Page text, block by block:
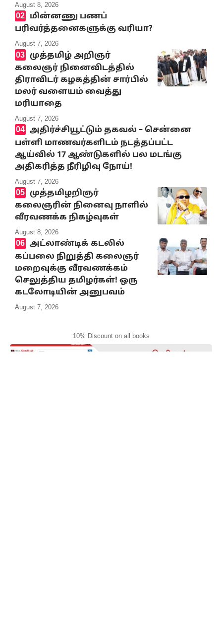
August 8, 2026
மின்னணு பணப்
பரிவர்த்தனைகளுக்கு வரியா?
August 7, 2026
முத்தமிழ் அறிஞர்
கலைஞர் நினைவிடத்தில்
திராவிடர் கழகத்தின் சார்பில்
மலர் வளையம் வைத்து
மரியாதை
August 7, 2026
அதிர்ச்சியூட்டும் தகவல் – சென்னை
பள்ளி மாணவர்களிடம் நடத்தப்பட்ட
ஆய்வில் 17 ஆண்டுகளில் பல மடங்கு
அதிகரித்த நீரிழிவு நோய்!
August 7, 2026
முத்தமிழறிஞர்
கலைஞரின் நினைவு நாளில்
வீரவணக்க நிகழ்வுகள்
August 8, 2026
அட்லாண்டிக் கடலில்
கப்பலை நிறுத்தி கலைஞர்
மறைவுக்கு வீரவணக்கம்
செலுத்திய தமிழர்கள்! ஒரு
கடலோடியின் அனுபவம்
August 7, 2026
10% Discount on all books